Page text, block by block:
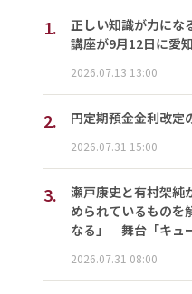
1.
正しい知識が力に
講座が9月12日に愛
2026.07.13 13:00
2. 円定期預金金利改定
2026.07.31 15:00
3.
瀬戸康史と有村架純
められているものを
なる」 舞台「キュ
2026.07.31 08:00